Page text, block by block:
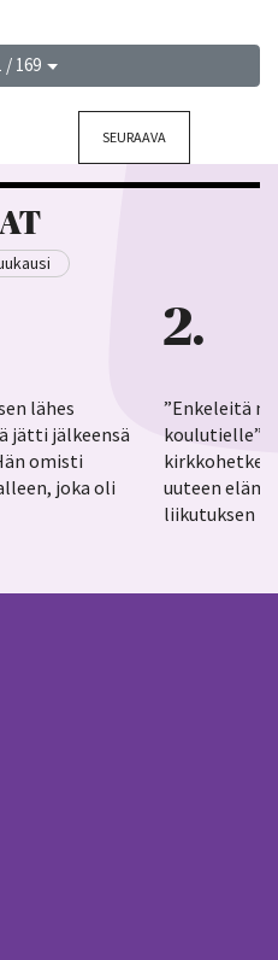
/ 169
SEURAAVA
lähes
jätti jälkeensä
omisti
joka oli
2
”Enkeleitä
koulutielle”–
uuteen
liikutuksen